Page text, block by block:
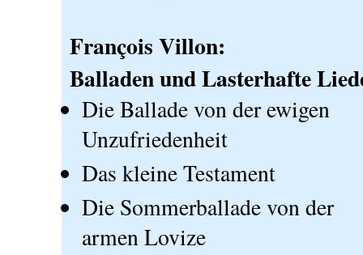
François Villon:
Balladen und Lasterhafte
Die Ballade von der ewigen
Unzufriedenheit
Das kleine Testament
Die Sommerballade von der
armen Lovize